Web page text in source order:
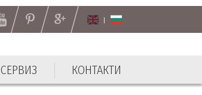
СЕРВИЗ КОНТАКТИ